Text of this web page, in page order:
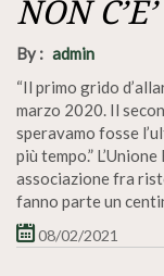
NON
By : admin
“Il primo grido
marzo 2020. Il
speravamo fosse
più tempo.”
associazione fra
fanno parte un
08/02/2021